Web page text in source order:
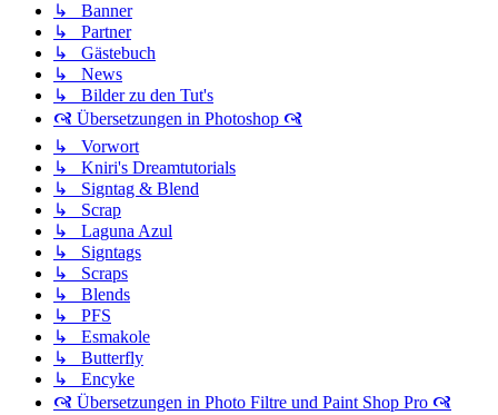
↳ Banner
↳ Partner
↳ Gästebuch
↳ News
↳ Bilder zu den Tut's
🙧 Übersetzungen in Photoshop 🙧
↳ Vorwort
↳ Kniri's Dreamtutorials
↳ Signtag & Blend
↳ Scrap
↳ Laguna Azul
↳ Signtags
↳ Scraps
↳ Blends
↳ PFS
↳ Esmakole
↳ Butterfly
↳ Encyke
🙧 Übersetzungen in Photo Filtre und Paint Shop Pro 🙧